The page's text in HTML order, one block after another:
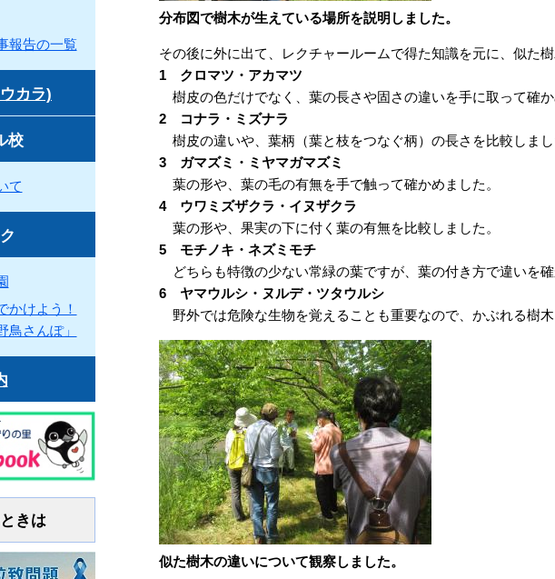
分布図で樹木が生えている場所を説明しました。
その後に外に出て、レクチャールームで得た知識を元に、似た
1 クロマツ・アカマツ
樹皮の色だけでなく、葉の長さや固さの違いを手に取って確か
2 コナラ・ミズナラ
樹皮の違いや、葉柄（葉と枝をつなぐ柄）の長さを比較しまし
3 ガマズミ・ミヤマガマズミ
葉の形や、葉の毛の有無を手で触って確かめました。
4 ウワミズザクラ・イヌザクラ
葉の形や、果実の下に付く葉の有無を比較しました。
5 モチノキ・ネズミモチ
どちらも特徴の少ない常緑の葉ですが、葉の付き方で違いを確
6 ヤマウルシ・ヌルデ・ツタウルシ
野外では危険な生物を覚えることも重要なので、かぶれる樹木
似た樹木の違いについて観察しました。
報告の一覧
カラ)
校
て
かけよう！
鳥さんぽ」
きは